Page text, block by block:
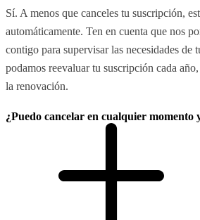
Sí. A menos que canceles tu suscripción,
automáticamente. Ten en cuenta que nos
contigo para supervisar las necesidades de
podamos reevaluar tu suscripción cada
la renovación.
¿Puedo cancelar en cualquier momento